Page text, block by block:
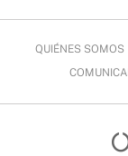
QUIÉNES SOMOS